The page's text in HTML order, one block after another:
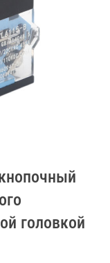
головкой